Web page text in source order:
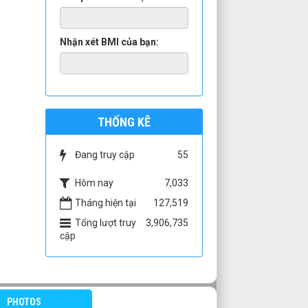
Nhận xét BMI của bạn:
THỐNG KÊ
Đang truy cập 55
Hôm nay
7,033
Tháng hiện tại
127,519
Tổng lượt truy
cập
3,906,735
PHOTOS